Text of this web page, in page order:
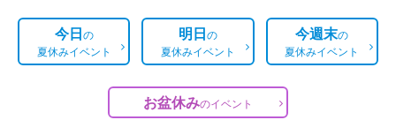
今日の
夏休みイベント
明日の
夏休みイベント
今週末の
夏休みイベント
お盆休みのイベント